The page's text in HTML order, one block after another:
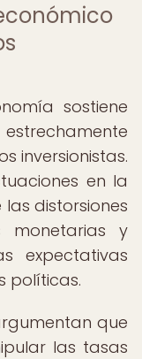
sostiene
inversionistas.
en la
distorsiones
monetarias y
expectativas
políticas.
que
las tasas